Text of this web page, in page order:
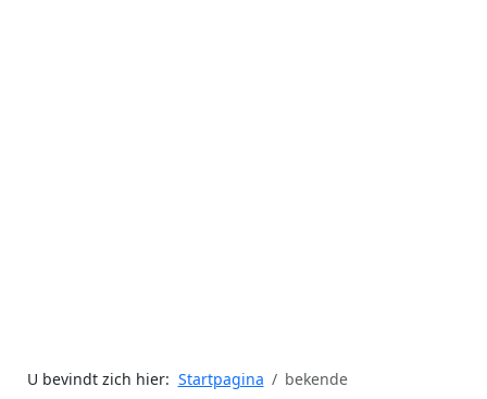
U bevindt zich hier: Startpagina bekende